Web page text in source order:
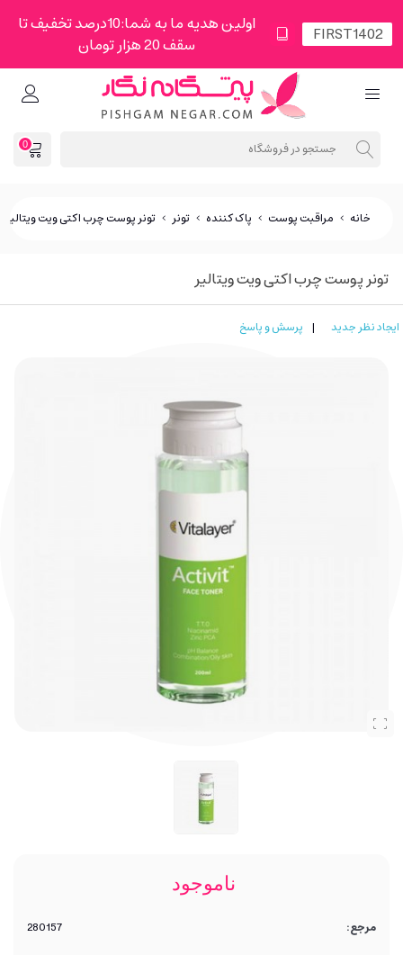
اولین هدیه ما به شما:10درصد تخفیف تا
سقف 20 هزار تومان
0
خانه > مراقبت پوست > پاک کننده > تونر > تونر پوست چرب اکتی ویت ویتالیر
تونر پوست چرب اکتی ویت ویتالیر
ایجاد نظر جدید | پرسش و پاسخ
ناموجود
مرجع:
280157